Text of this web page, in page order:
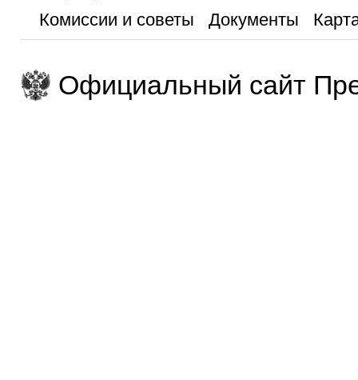
Комиссии и советы
Документы
Официальный сайт